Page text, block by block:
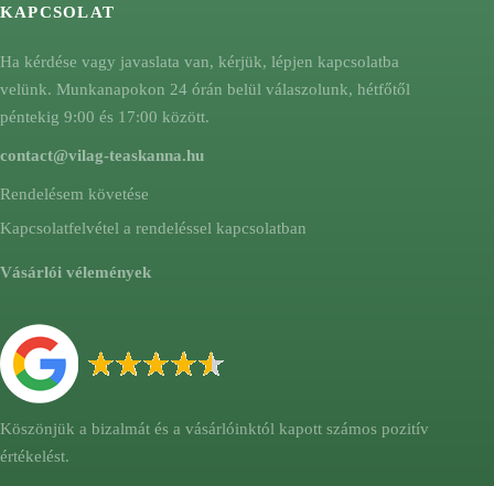
KAPCSOLAT
Ha kérdése vagy javaslata van, kérjük, lépjen kapcsolatba
velünk. Munkanapokon 24 órán belül válaszolunk, hétfőtől
péntekig 9:00 és 17:00 között.
contact@vilag-teaskanna.hu
Rendelésem követése
Kapcsolatfelvétel a rendeléssel kapcsolatban
Vásárlói vélemények
Köszönjük a bizalmát és a vásárlóinktól kapott számos pozitív
értékelést.